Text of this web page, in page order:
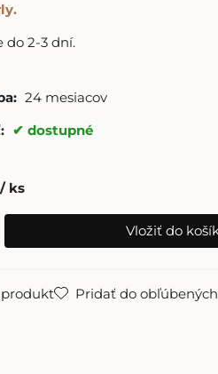
do 2-3 dní.
24 mesiacov
dostupné
ks
produkt Pridať do obľúbených